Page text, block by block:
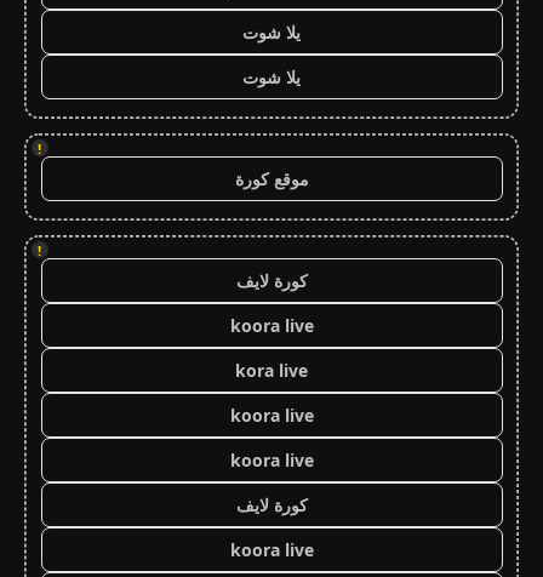
يلا شوت
يلا شوت
!
موقع كورة
!
كورة لايف
koora live
kora live
koora live
koora live
كورة لايف
koora live